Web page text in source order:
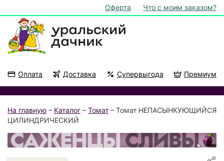
Оферта Что с моим заказом?
Оплата Доставка Супервыгода Премиум
На главную – Каталог – Томат – Томат НЕПАСЫНКУЮЩИЙСЯ
ЦИЛИНДРИЧЕСКИЙ